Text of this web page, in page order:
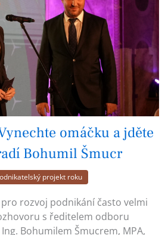
omáčku a jděte
Bohumil Šmucr
projekt roku
rozvoj podnikání často velmi
s ředitelem odboru
Bohumilem Šmucrem, MPA,